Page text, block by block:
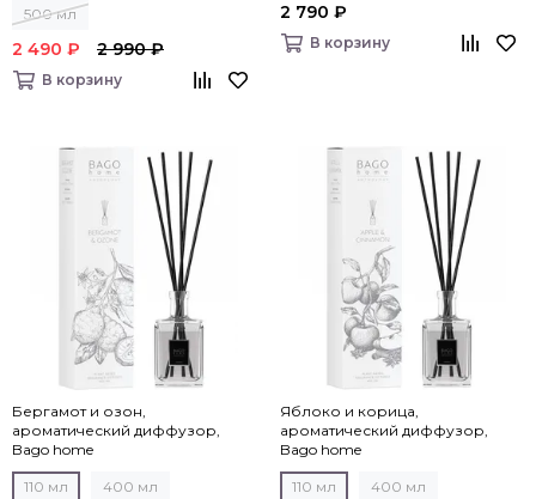
500 мл
2 490 ₽ 2 990 ₽
В корзину
2 790 ₽
В корзину
Бергамот и озон,
ароматический диффузор,
Bago home
110 мл 400 мл
Яблоко и корица,
ароматический диффузор,
Bago home
110 мл 400 мл